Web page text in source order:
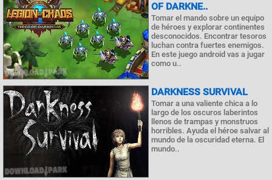
OF DARKNE..
Tomar el mando sobre un equipo
de héroes y explorar continentes
desconocidos. Encontrar tesoros
luchan contra fuertes enemigos.
En este juego android vas a jugar
como u..
DARKNESS SURVIVAL
Tomar a una valiente chica a lo
largo de los oscuros laberintos
llenos de trampas y monstruos
horribles. Ayuda el héroe salvar al
mundo de la oscuridad eterna. El
mundo..